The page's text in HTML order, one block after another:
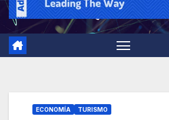
ECONOMÍA TURISMO